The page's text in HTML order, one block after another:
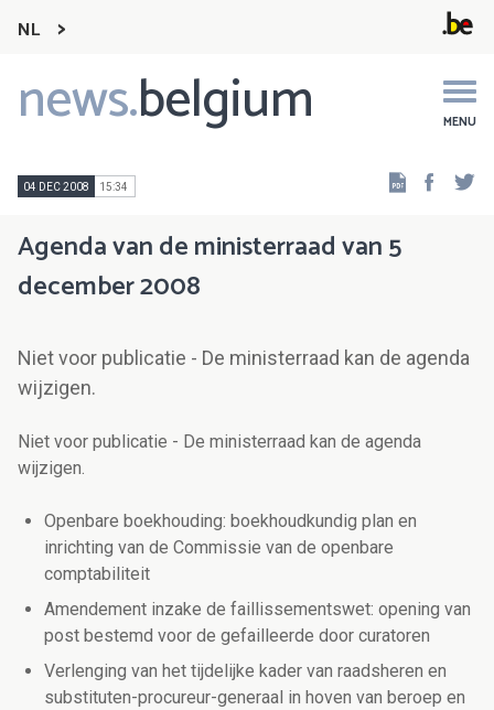
NL
news.belgium MENU
Main
navigation
04 DEC 2008 15:34
Agenda van de ministerraad van 5
december 2008
Niet voor publicatie - De ministerraad kan de agenda
wijzigen.
Niet voor publicatie - De ministerraad kan de agenda
wijzigen.
Openbare boekhouding: boekhoudkundig plan en
inrichting van de Commissie van de openbare
comptabiliteit
Amendement inzake de faillissementswet: opening van
post bestemd voor de gefailleerde door curatoren
Verlenging van het tijdelijke kader van raadsheren en
substituten-procureur-generaal in hoven van beroep en